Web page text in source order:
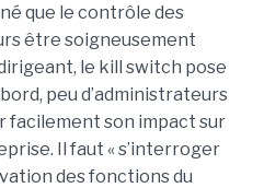
que le contrôle des
être soigneusement
le kill switch pose
peu d’administrateurs
facilement son impact sur
Il faut « s’interroger
des fonctions du